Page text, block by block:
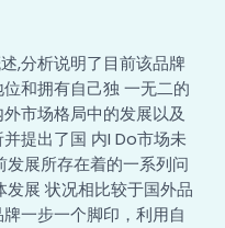
,分析说明了目前该品牌
和拥有自己独 一无二的
市场格局中的发展以及
提出了国 内I Do市场未
发展所存在着的一系列问
展 状况相比较于国外品
一步一个脚印，利用自